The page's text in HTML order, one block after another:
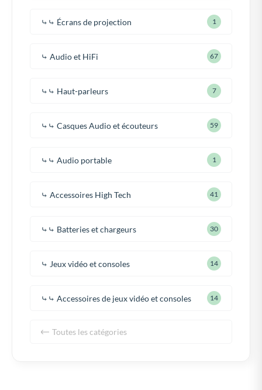
⤷⤷ Écrans de projection 1
⤷ Audio et HiFi 67
⤷⤷ Haut-parleurs 7
⤷⤷ Casques Audio et écouteurs 59
⤷⤷ Audio portable 1
⤷ Accessoires High Tech 41
⤷⤷ Batteries et chargeurs 30
⤷ Jeux vidéo et consoles 14
⤷⤷ Accessoires de jeux vidéo et consoles 14
Toutes les catégories